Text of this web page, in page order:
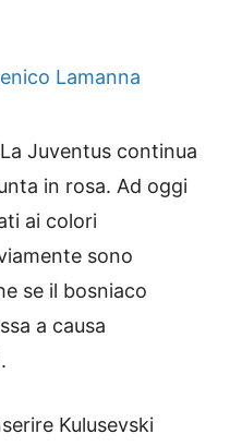
Lamanna
Juventus continua
in rosa. Ad oggi
ai colori
sono
se il bosniaco
a causa
Kulusevski